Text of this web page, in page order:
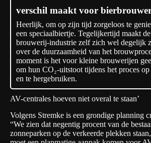
verschil maakt voor
Heerlijk, om op zijn tijd zorgeloos te
een speciaalbiertje. Tegelijkertijd maakt de
brouwerij-industrie zelf zich wel degelijk
over de duurzaamheid van het
moment is het voor kleine brouwerijen
om hun CO₂-uitstoot tijdens het proces op
en te hergebruiken.
AV-centrales hoeven niet overal te staan’
Volgens Stremke is een grondige planning
“We zien dat negentig procent van de
zonneparken op de verkeerde plekken